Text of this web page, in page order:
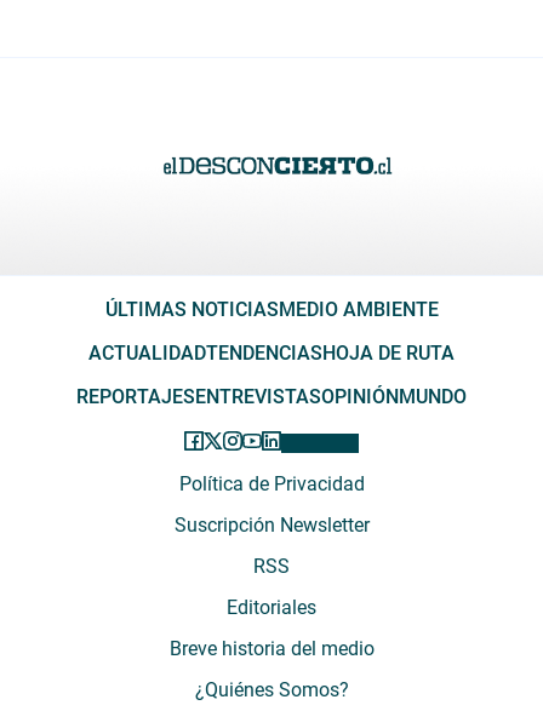
ÚLTIMAS NOTICIAS MEDIO AMBIENTE
ACTUALIDADTENDENCIAS HOJA DE RUTA
REPORTAJES ENTREVISTASOPINIÓN MUNDO
Política de Privacidad
Suscripción Newsletter
RSS
Editoriales
Breve historia del medio
¿Quiénes Somos?